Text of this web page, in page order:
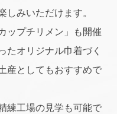
しみいただけます。
ップチリメン」も開催
たオリジナル巾着づく
産としてもおすすめで
練工場の見学も可能で